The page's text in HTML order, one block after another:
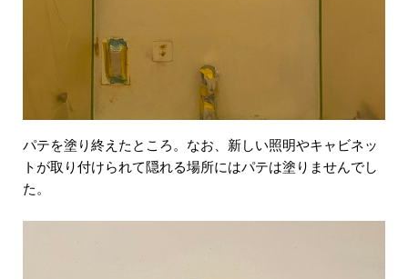
パテを塗り終えたところ。なお、新しい照明やキャビネッ
トが取り付けられて隠れる場所にはパテは塗りませんでし
た。